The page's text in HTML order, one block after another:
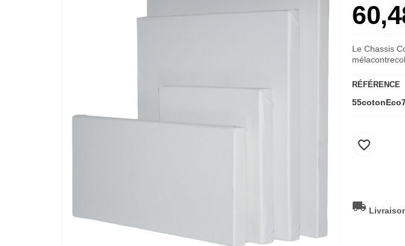
Le Chassis
RÉFÉRENCE
favorite_border
local_shipping